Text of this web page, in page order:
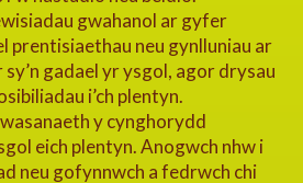
gwahanol ar gyfer
prentisiaethau neu gynlluniau ar
gadael yr ysgol, agor drysau
i’ch plentyn.
y cynghorydd
eich plentyn. Anogwch nhw i
neu gofynnwch a fedrwch chi